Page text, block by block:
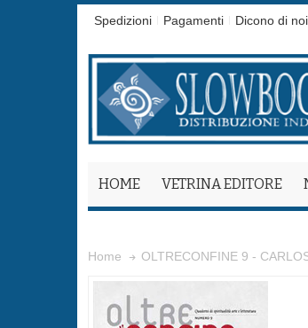
Spedizioni Pagamenti Dicono di noi
HOME VETRINA EDITORE
Home OLTRECONFINE 9 -